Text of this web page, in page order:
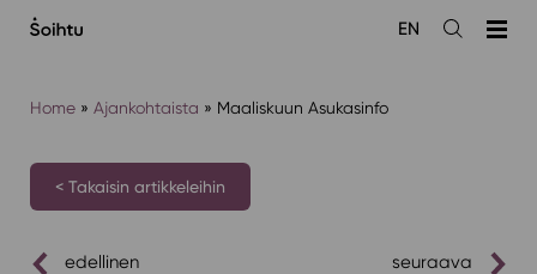
sisältöön
Avaa
EN
Home» Ajankohtaista » Maaliskuun Asukasinfo
< Takaisin artikkeleihin
edellinen seuraava